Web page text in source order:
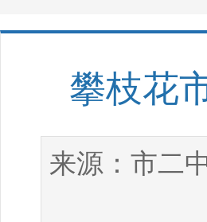
攀枝花
来源： 市二